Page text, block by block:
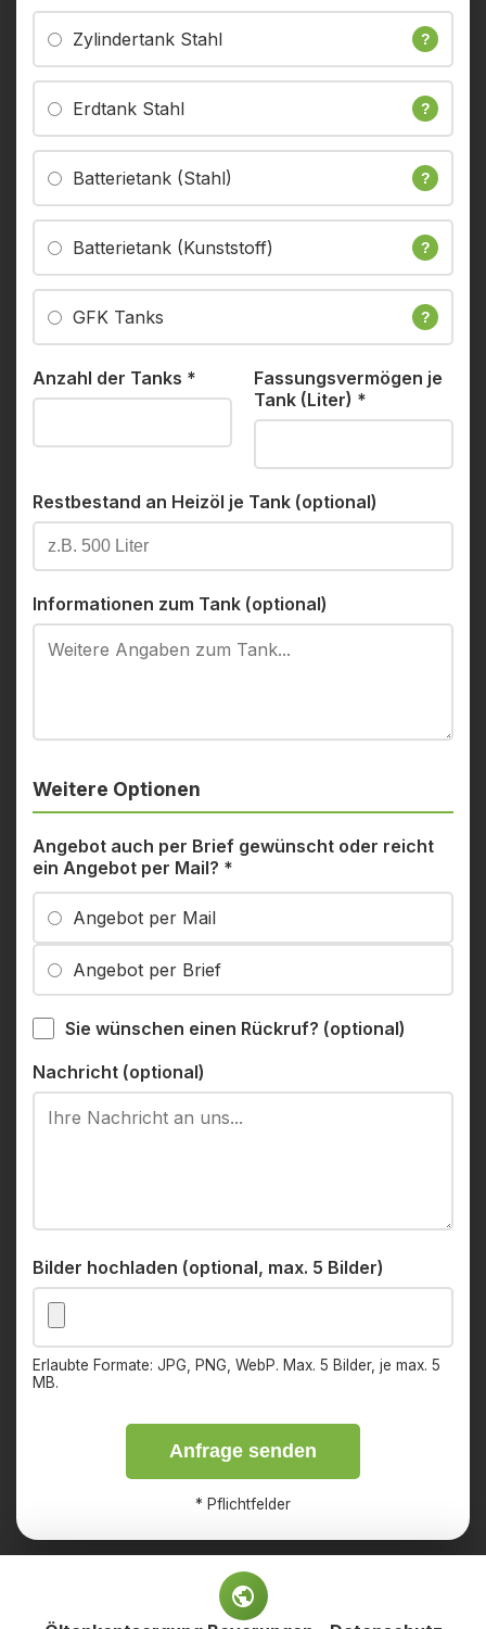
Zylindertank Stahl ?
Erdtank Stahl ?
Batterietank (Stahl) ?
Batterietank (Kunststoff) ?
GFK Tanks ?
Anzahl der Tanks *
Fassungsvermögen je
Tank (Liter) *
Restbestand an Heizöl je Tank (optional)
Informationen zum Tank (optional)
Weitere Optionen
Angebot auch per Brief gewünscht oder reicht
ein Angebot per Mail? *
Angebot per Mail
Angebot per Brief
Sie wünschen einen Rückruf? (optional)
Nachricht (optional)
Bilder hochladen (optional, max. 5 Bilder)
Erlaubte Formate: JPG, PNG, WebP. Max. 5 Bilder, je max. 5
MB.
Anfrage senden
* Pflichtfelder